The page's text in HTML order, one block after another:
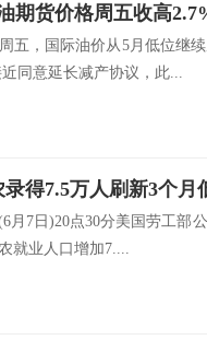
期货价格周五收高
五，国际油价从5月低位继
近同意延长减产协议，此...
7日)20点30分美国劳工部公
就业人口增加7....